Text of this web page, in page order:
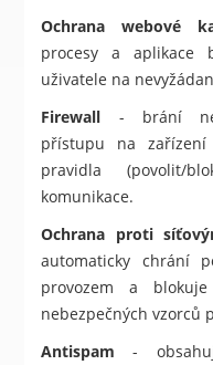
Ochrana webové
procesy a aplikace
uživatele na
Firewall - brání
přístupu na
pravidla (povolit/
komunikace.
Ochrana proti
automaticky chrání
provozem a
nebezpečných vzorců
Antispam -